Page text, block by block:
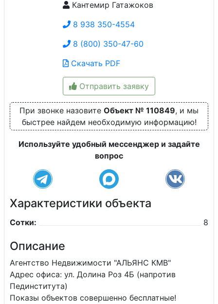
Кантемир Гатажоков
8 938 350-4554
8 (800) 350-47-60
Скачать PDF
Отправить заявку
При звонке назовите Объект № 110849, и мы
быстрее найдем необходимую информацию!
Используйте удобный мессенджер и задайте
вопрос
Характеристики объекта
Сотки: 8
Описание
Агентство Недвижимости "АЛЬЯНС КМВ"
Адрес офиса: ул. Долина Роз 4Б (напротив
Пединститута)
Показы объектов совершенно бесплатные!